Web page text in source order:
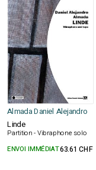
Almada Daniel Alejandro
Linde
Partition - Vibraphone solo
ENVOI IMMÉDIAT63.61 CHF